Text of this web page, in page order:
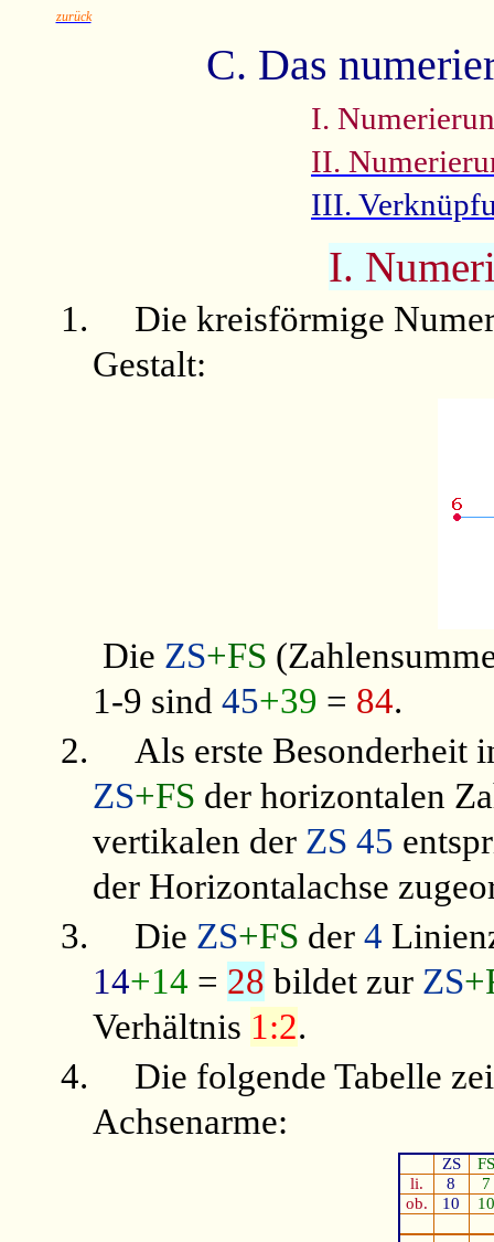
zurück
C. Das
I.
II.
III.
I.
1.
Die kreisförmige
Gestalt:
Die ZS+FS
1-9 sind 45+39 = 84.
2.
Als erste Besonderheit
ZS+FS der horizontalen
vertikalen der ZS 45
der Horizontalachse
3.
Die ZS+FS der4
14+14 = 28 bildet zur ZS
Verhältnis 1:2.
4.
Die folgende Tabelle
Achsenarme:
ZS
FS
li.
8
7
ob.
10 10